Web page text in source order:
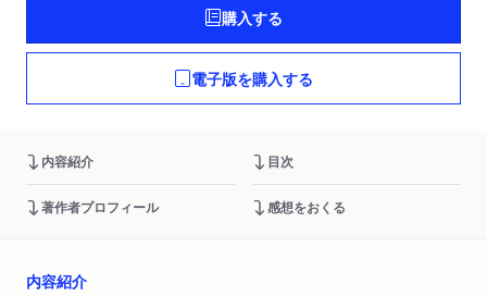
購入する
電子版を購入する
内容紹介 目次
著作者プロフィール 感想をおくる
内容紹介